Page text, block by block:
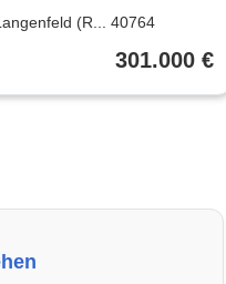
(R... 40764
301.000 €